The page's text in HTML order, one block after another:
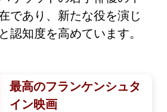
であり、新たな役を演じ
認知度を高めています。
最高のフランケンシュタ
イン映画